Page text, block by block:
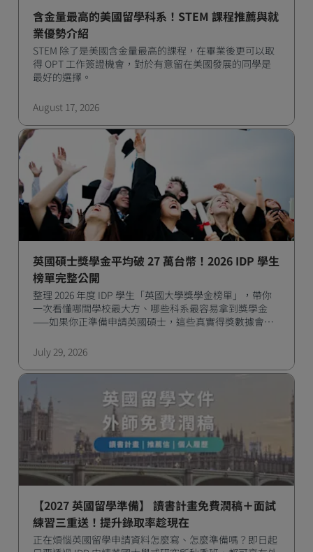
含金量最高的美國留學科系！STEM 課程推薦與就
業優勢介紹
STEM 除了是美國含金量最高的課程，在畢業後更可以取
得 OPT 工作簽證機會，對於有意留在美國發展的同學是
最好的選擇。
August 17, 2026
英國碩士獎學金平均破 27 萬台幣！2026 IDP 學生
榜單完整公開
整理 2026 年度 IDP 學生「英國大學獎學金榜單」，帶你
一次看懂哪間學校最大方、哪些科系最容易拿到獎學金
——如果你正準備申請英國碩士，這些真實得獎數據會是
July 29, 2026
【2027 英國留學準備】 讀書計畫免費潤稿＋面試
練習三重送！提升錄取率趁現在
正在煩惱英國留學申請資料怎麼寫、怎麼準備嗎？即日起